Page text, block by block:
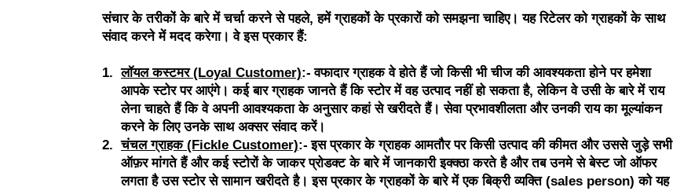
संचार के तरीकों के बारे में चर्चा करने से पहले, हमें ग्राहकों के प्रकारों को समझना चाहिए। यह रिटेलर को ग्राहकों के साथ
संवाद करने में मदद करेगा। वे इस प्रकार हैं:
1. लॉयल कस्टमर (Loyal Customer):- वफादार ग्राहक वे होते हैं जो किसी भी चीज की आवश्यकता होने पर हमेशा
आपके स्टोर पर आएंगे। कई बार ग्राहक जानते हैं कि स्टोर में वह उत्पाद नहीं हो सकता है, लेकिन वे उसी के बारे में राय
लेना चाहते हैं कि वे अपनी आवश्यकता के अनुसार कहां से खरीदते हैं। सेवा प्रभावशीलता और उनकी राय का मूल्यांकन
करने के लिए उनके साथ अक्सर संवाद करें।
2. चंचल ग्राहक (Fickle Customer):- इस प्रकार के ग्राहक आमतौर पर किसी उत्पाद की कीमत और उससे जुड़े सभी
ऑफ़र मांगते हैं और कई स्टोरों के जाकर प्रोडक्ट के बारे में जानकारी इक्क्ठा करते है और तब उनमे से बेस्ट जो ऑफर
लगता है उस स्टोर से सामान खरीदते है। इस प्रकार के ग्राहकों के बारे में एक बिक्री व्यक्ति (sales person) को यह